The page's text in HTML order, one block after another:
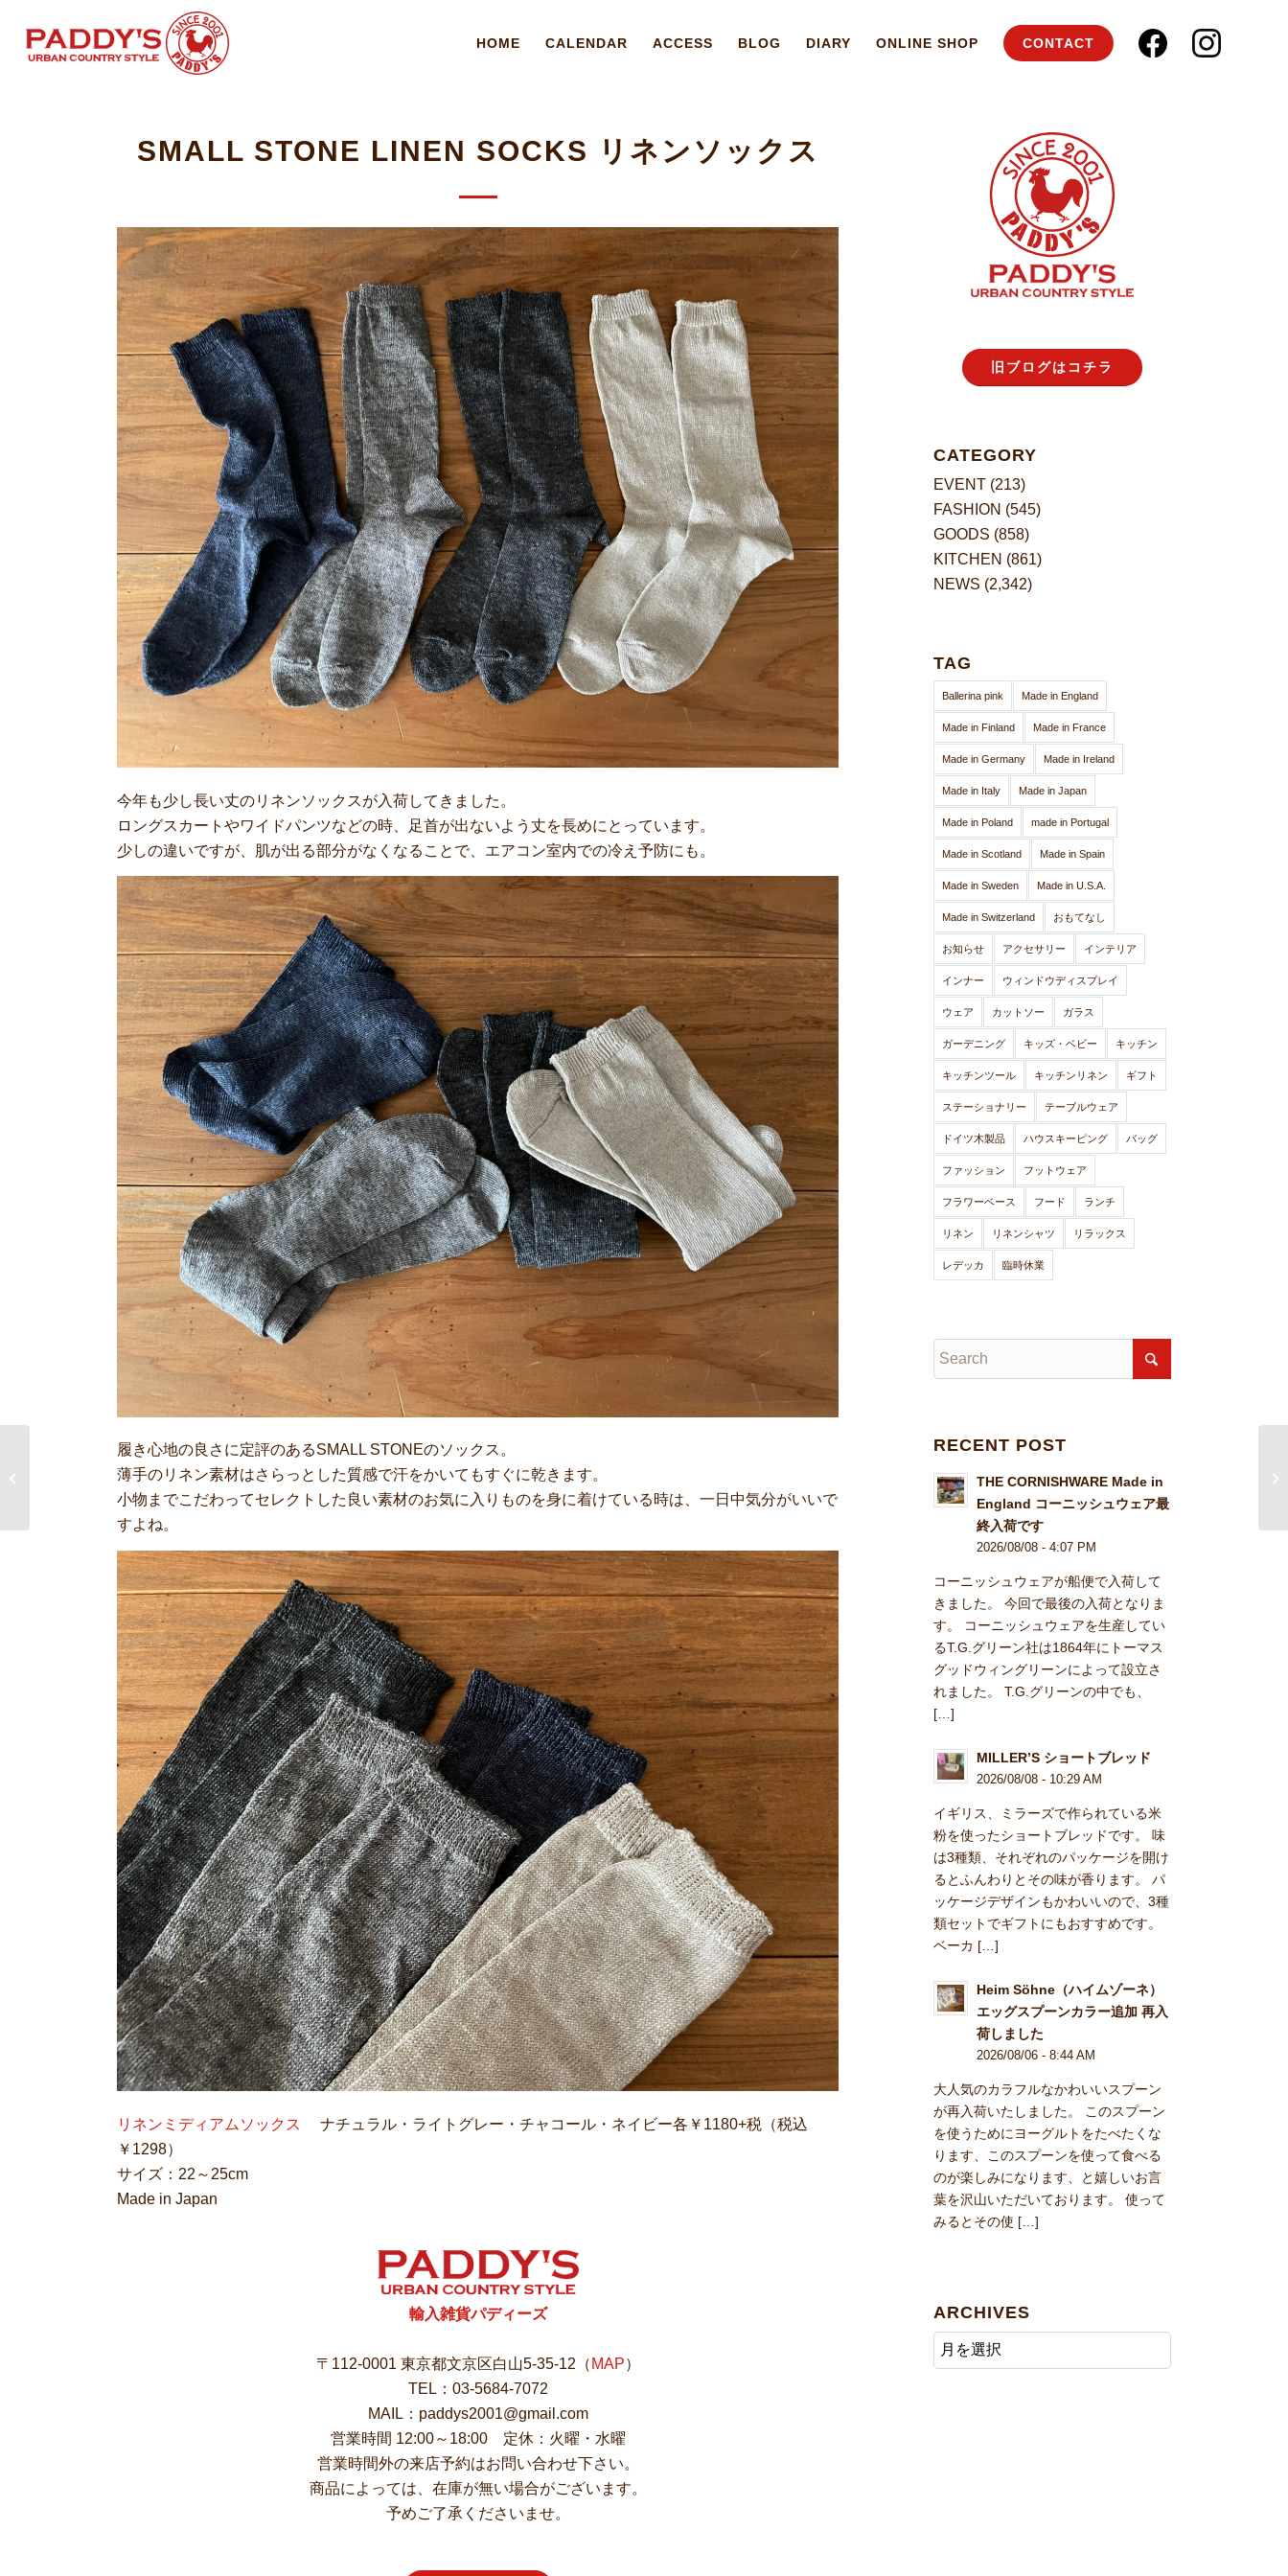
HOME CALENDAR ACCESS BLOG DIARY ONLINE SHOP CONTACT
SMALL STONE LINEN SOCKS リネンソックス
今年も少し長い丈のリネンソックスが入荷してきました。
ロングスカートやワイドパンツなどの時、足首が出ないよう丈を長めにとっています。
少しの違いですが、肌が出る部分がなくなることで、エアコン室内での冷え予防にも。
履き心地の良さに定評のあるSMALL STONEのソックス。
薄手のリネン素材はさらっとした質感で汗をかいてもすぐに乾きます。
小物までこだわってセレクトした良い素材のお気に入りものを身に着けている時は、一日中気分がいいで
すよね。
リネンミディアムソックス
ナチュラル・ライトグレー・チャコール・ネイビー各￥1180+税（税込
￥1298）
サイズ：22～25cm
Made in Japan
輸入雑貨パディーズ
〒112-0001 東京都文京区白山5-35-12（ MAP）
TEL：03-5684-7072
MAIL：paddys2001@gmail.com
営業時間 12:00～18:00 定休：火曜・水曜
営業時間外の来店予約はお問い合わせ下さい。
商品によっては、在庫が無い場合がございます。
予めご了承くださいませ。
旧ブログはコチラ
CATEGORY
EVENT (213)
FASHION (545)
GOODS (858)
KITCHEN (861)
NEWS (2,342)
TAG
Ballerina pink Made in England
Made in Finland Made in France
Made in Germany Made in Ireland
Made in Italy Made in Japan
Made in Poland made in Portugal
Made in Scotland Made in Spain
Made in Sweden Made in U.S.A.
Made in Switzerland おもてなし
お知らせ アクセサリー インテリア
インナー ウィンドウディスプレイ
ウェア カットソー ガラス
ガーデニング キッズ・ベビー キッチン
キッチンツール キッチンリネン ギフト
ステーショナリー テーブルウェア
ドイツ木製品 ハウスキーピング バッグ
ファッション フットウェア
フラワーベース フード ランチ
リネン リネンシャツ リラックス
レデッカ 臨時休業
RECENT POST
THE CORNISHWARE Made in
England コーニッシュウェア最
終入荷です
2026/08/08 - 4:07 PM
コーニッシュウェアが船便で入荷して
きました。 今回で最後の入荷となりま
す。 コーニッシュウェアを生産してい
るT.G.グリーン社は1864年にトーマス
グッドウィングリーンによって設立さ
れました。 T.G.グリーンの中でも、
[…]
MILLER’S ショートブレッド
2026/08/08 - 10:29 AM
イギリス、ミラーズで作られている米
粉を使ったショートブレッドです。 味
は3種類、それぞれのパッケージを開け
るとふんわりとその味が香ります。 パ
ッケージデザインもかわいいので、3種
類セットでギフトにもおすすめです。
ベーカ […]
Heim Söhne（ハイムゾーネ）
エッグスプーンカラー追加 再入
荷しました
2026/08/06 - 8:44 AM
大人気のカラフルなかわいいスプーン
が再入荷いたしました。 このスプーン
を使うためにヨーグルトをたべたくな
ります、このスプーンを使って食べる
のが楽しみになります、と嬉しいお言
葉を沢山いただいております。 使って
みるとその使 […]
ARCHIVES
Owen Barry レザーミニ